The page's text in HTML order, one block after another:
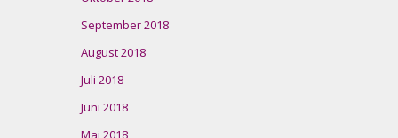
September 2018
August 2018
Juli 2018
Juni 2018
Mai 2018